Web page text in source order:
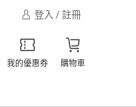
登入 / 註冊
我的優惠券 購物車